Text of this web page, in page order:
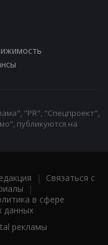
"PR", "Спецпроект",
публикуются на
| Связаться с
|
в сфере
данных
рекламы